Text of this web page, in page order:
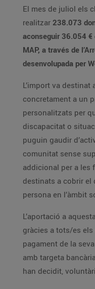
El mes de juliol els
realitzar 238.073
aconseguir 36.054 €
MAP, a través de
desenvolupada per
L’import va destinat
concretament a un
personalitzats per
discapacitat o
puguin gaudir
comunitat sense
addicional per a les
destinats a cobrir el
persona en l’àmbit
L’aportació a
gràcies a tots/es
pagament de la
amb targeta
han decidit,